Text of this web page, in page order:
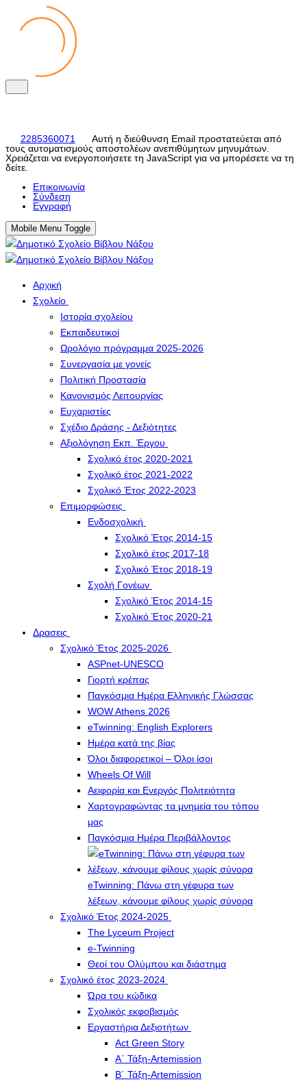
2285360071
Αυτή η διεύθυνση Email προστατεύεται από
τους αυτοματισμούς αποστολέων ανεπιθύμητων μηνυμάτων.
Χρειάζεται να ενεργοποιήσετε τη JavaScript για να μπορέσετε να τη
δείτε.
Eπικοινωνία
Σύνδεση
Εγγραφή
Mobile Menu Toggle
Αρχική
Σχολείο
Ιστορία σχολείου
Εκπαιδευτικοί
Ωρολόγιο πρόγραμμα 2025-2026
Συνεργασία με γονείς
Πολιτική Προστασία
Κανονισμός Λειτουργίας
Ευχαριστίες
Σχέδιο Δράσης - Δεξιότητες
Αξιολόγηση Εκπ. Έργου
Σχολικό έτος 2020-2021
Σχολικό έτος 2021-2022
Σχολικό Έτος 2022-2023
Επιμορφώσεις
Ενδοσχολική
Σχολικό Έτος 2014-15
Σχολικό έτος 2017-18
Σχολικό Έτος 2018-19
Σχολή Γονέων
Σχολικό Έτος 2014-15
Σχολικό Έτος 2020-21
Δρασεις
Σχολικό Έτος 2025-2026
ASPnet-UNESCO
Γιορτή κρέπας
Παγκόσμια Ημέρα Ελληνικής Γλώσσας
WOW Athens 2026
eTwinning: English Explorers
Ημέρα κατά της βίας
Όλοι διαφορετικοί – Όλοι ίσοι
Wheels Of Will
Αειφορία και Ενεργός Πολιτειότητα
Χαρτογραφώντας τα μνημεία του τόπου
μας
Παγκόσμια Ημέρα Περιβάλλοντος
eTwinning: Πάνω στη γέφυρα των
λέξεων, κάνουμε φίλους χωρίς σύνορα
Σχολικό Έτος 2024-2025
The Lyceum Project
e-Twinning
Θεοί του Ολύμπου και διάστημα
Σχολικό έτος 2023-2024
Ώρα του κώδικα
Σχολικός εκφοβισμός
Εργαστήρια Δεξιοτήτων
Act Green Story
Α΄ Τάξη-Artemission
Β΄ Τάξη-Artemission